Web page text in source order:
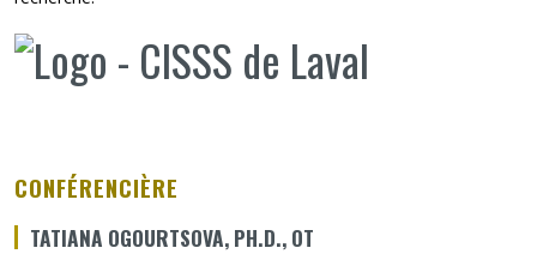
CONFÉRENCIÈRE
TATIANA OGOURTSOVA, PH.D., OT